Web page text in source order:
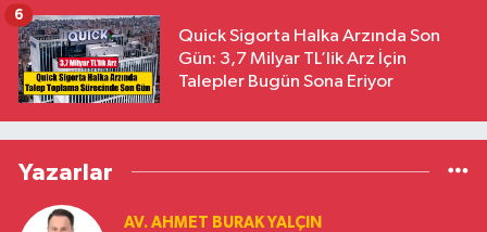
Quick Sigorta Halka Arzında Son
Gün: 3,7 Milyar TL’lik Arz İçin
Talepler Bugün Sona Eriyor
6
Yazarlar
AV. AHMET BURAK YALÇIN